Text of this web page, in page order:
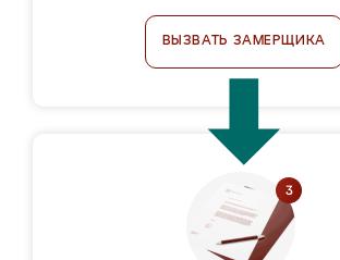
ВЫЗВАТЬ ЗАМЕРЩИКА